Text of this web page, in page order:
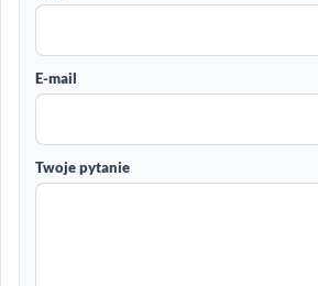
E-mail
Twoje pytanie